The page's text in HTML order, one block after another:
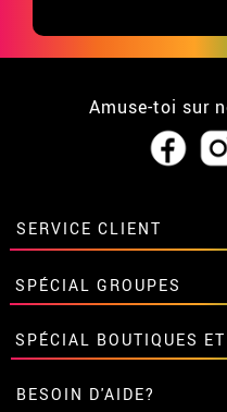
Amuse-toi sur
SERVICE CLIENT
• Qui sommes-nous?
• CGV
• Mentions légaleset
• Soutien
• Loi des Cookies
SPÉCIAL GROUPES
Remises spéciales pour
grandes commandes.
Contactez-nous ici
SPÉCIAL BOUTIQUES
Remises spéciales pour
BESOIN D'AIDE?